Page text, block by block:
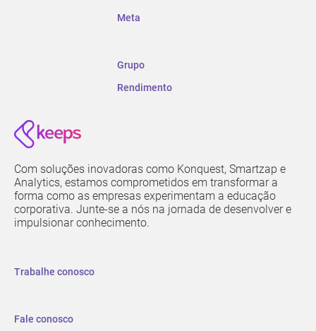
Meta
Grupo
Rendimento
Com soluções inovadoras como Konquest, Smartzap e
Analytics, estamos comprometidos em transformar a
forma como as empresas experimentam a educação
corporativa. Junte-se a nós na jornada de desenvolver e
impulsionar conhecimento.
Trabalhe conosco
Fale conosco